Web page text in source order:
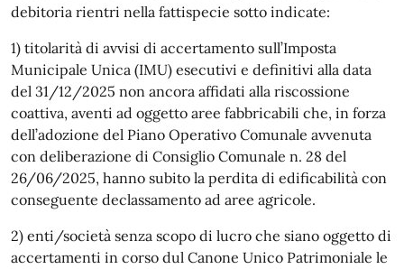
debitoria rientri nella fattispecie sotto indicate:
1) titolarità di avvisi di accertamento sull’Imposta
Municipale Unica (IMU) esecutivi e definitivi alla data
del 31/12/2025 non ancora affidati alla riscossione
coattiva, aventi ad oggetto aree fabbricabili che, in forza
dell’adozione del Piano Operativo Comunale avvenuta
con deliberazione di Consiglio Comunale n. 28 del
26/06/2025, hanno subito la perdita di edificabilità con
conseguente declassamento ad aree agricole.
2) enti/società senza scopo di lucro che siano oggetto di
accertamenti in corso dul Canone Unico Patrimoniale le